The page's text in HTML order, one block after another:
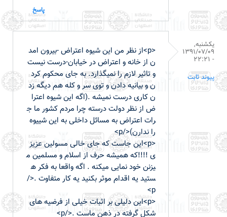
پاسخ
یکشنبه,
1391/07/09
- 22:21
پیوند ثابت
<p>از نظر من این شیوه اعتراض -بیرون امد
ن از خانه و اعتراض در خیابان-درست نیست
و تاثیر لازم را نمیگذارد. به جای محکوم کرد
ن و بیانیه دادن و توی سر و کله هم دیگه زد
ن کاری درست نمیشه .(اگه این شیوه اعترا
ض از نظر دولت درسته چرا مردم کشور ما ج
رات اعتراض به مسائل داخلی به این شییوه
را ندارن)</p>
<p>این جاست که جای خالی مسولین عزیز
ی !!!!که همیشه حرف از اسلام و مسلمین م
یزنن خود نمایی میکنه . اگه واقعا به فکر ه
ستید یه اقدام موثر بکنید یه کار متفاوت .</
p>
<p>این دلیلی بر اثبات خیلی از فرضیه های
شکل گرفته در ذهن ماست .</p>